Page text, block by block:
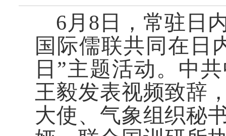
6月8日，常驻日
国际儒联共同在日
日”主题活动。中
王毅发表视频致辞
大使、气象组织秘